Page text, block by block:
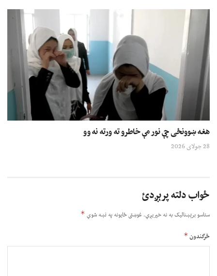
هغه ښوونځی چې نور مې خاطرو ته ورته نه وو
28 جولای 2026
ځواب دلته پرېږدئ
ستاسو برېښناليک به نه خپريږي.غوښتى ځایونه په نښه شوي *
څرگندون*